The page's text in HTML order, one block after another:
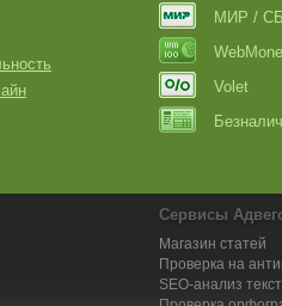
МИР /
Volet
Сервисы
Магазин статей
Проверка на
SEO-анализ